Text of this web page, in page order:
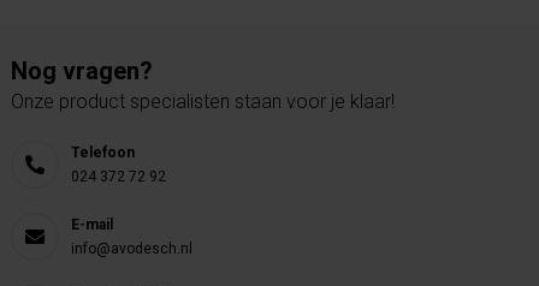
Nog vragen?
Onze product specialisten staan voor je klaar!
Telefoon
024 372 72 92
E-mail
info@avodesch.nl